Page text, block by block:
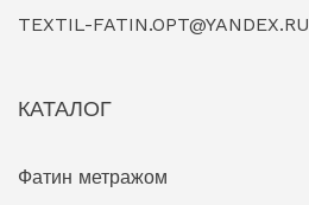
TEXTIL-FATIN.OPT@YANDEX.RU
КАТАЛОГ
Фатин метражом